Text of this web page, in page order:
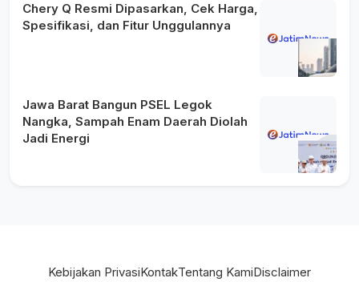
Chery Q Resmi Dipasarkan, Cek Harga,
Spesifikasi, dan Fitur Unggulannya
Jawa Barat Bangun PSEL Legok
Nangka, Sampah Enam Daerah Diolah
Jadi Energi
Kebijakan PrivasiKontakTentang KamiDisclaimer